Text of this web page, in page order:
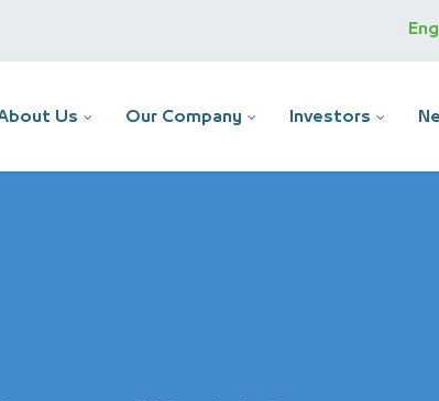
Us Our Company Investors